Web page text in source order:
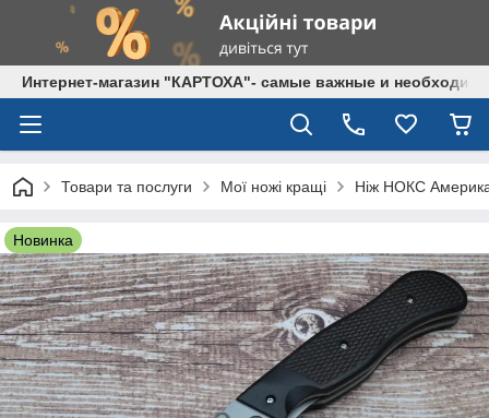
Интернет-магазин "КАРТОХА"- самые важные и
Товари та послуги Мої ножі кращі Ніж НОКС
Новинка